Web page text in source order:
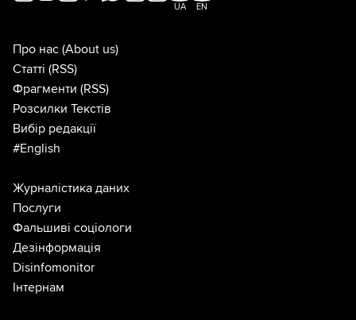
UA EN
Про нас (About us)
Статті (RSS)
Фрагменти (RSS)
Розсилки Текстів
Вибір редакції
#English
Журналістика даних
Послуги
Фальшиві соціологи
Дезінформація
Disinfomonitor
Інтернам